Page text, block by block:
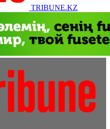
TRIBUNE.KZ